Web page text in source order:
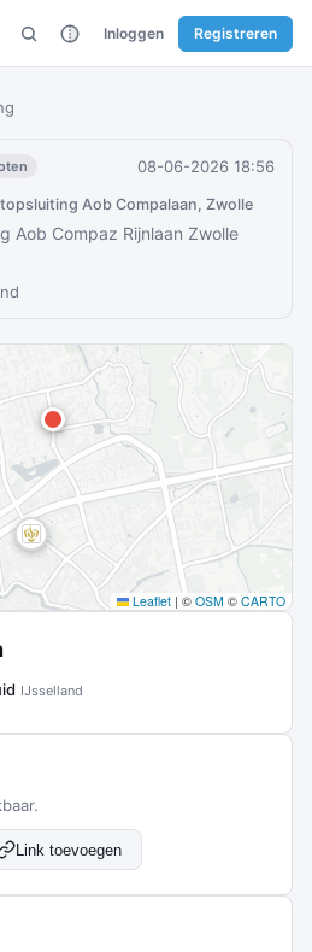
Inloggen Registreren
08-06-2026 18:56
Aob Compalaan, Zwolle
Aob Compaz Rijnlaan Zwolle
Leaflet | © OSM © CARTO
IJsselland
Link toevoegen